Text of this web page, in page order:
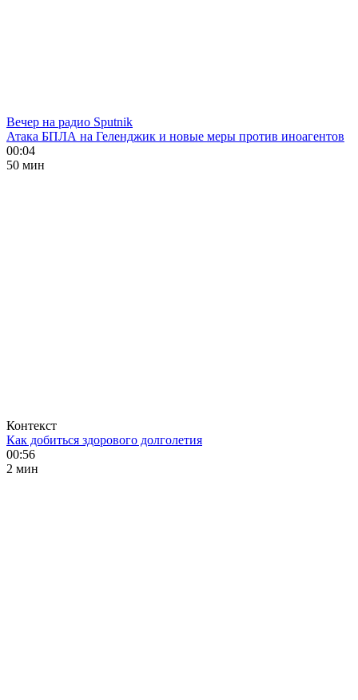
Вечер на радио Sputnik
Атака БПЛА на Геленджик и новые меры против иноагентов
00:04
50 мин
Контекст
Как добиться здорового долголетия
00:56
2 мин